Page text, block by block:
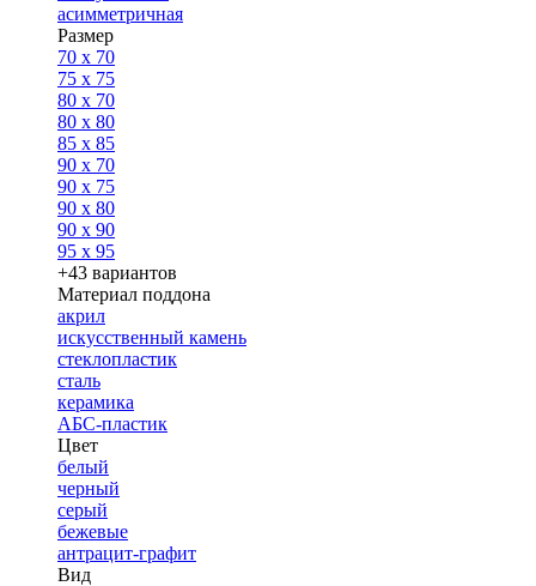
асимметричная
Размер
70 x 70
75 x 75
80 x 70
80 x 80
85 x 85
90 x 70
90 x 75
90 x 80
90 x 90
95 x 95
+43 вариантов
Материал поддона
акрил
искусственный камень
стеклопластик
сталь
керамика
АБС-пластик
Цвет
белый
черный
серый
бежевые
антрацит-графит
Вид